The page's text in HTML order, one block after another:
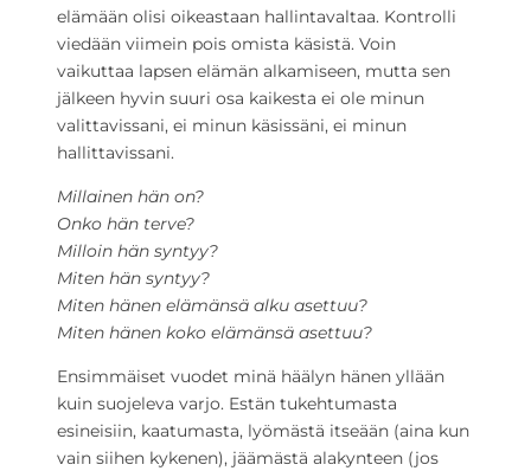
elämään olisi oikeastaan hallintavaltaa. Kontrolli
viedään viimein pois omista käsistä. Voin
vaikuttaa lapsen elämän alkamiseen, mutta sen
jälkeen hyvin suuri osa kaikesta ei ole minun
valittavissani, ei minun käsissäni, ei minun
hallittavissani.
Millainen hän on?
Onko hän terve?
Milloin hän syntyy?
Miten hän syntyy?
Miten hänen elämänsä alku asettuu?
Miten hänen koko elämänsä asettuu?
Ensimmäiset vuodet minä häälyn hänen yllään
kuin suojeleva varjo. Estän tukehtumasta
esineisiin, kaatumasta, lyömästä itseään (aina kun
vain siihen kykenen), jäämästä alakynteen (jos